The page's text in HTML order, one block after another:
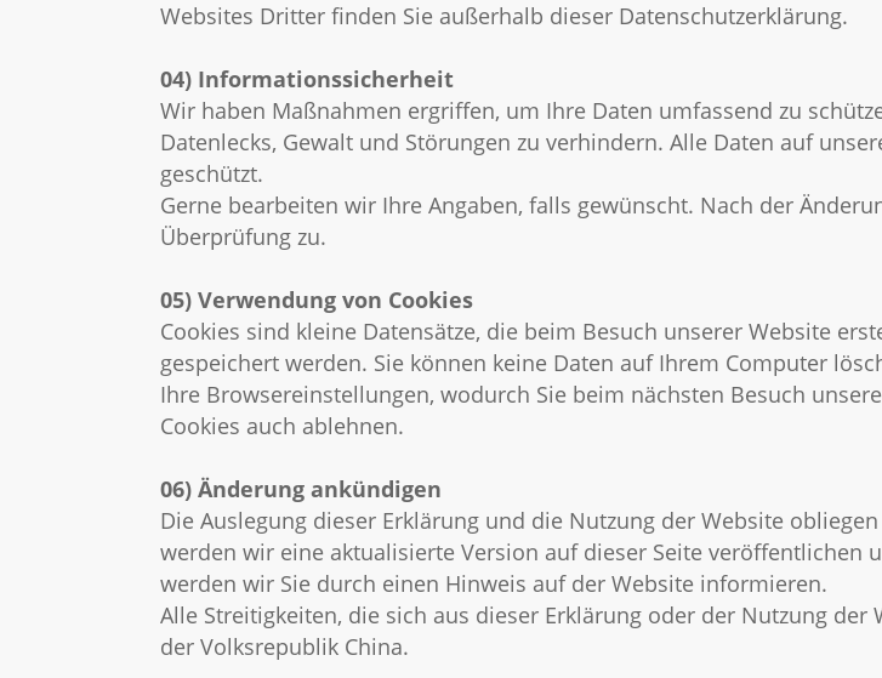
Websites Dritter finden Sie außerhalb dieser Datenschutzerklärung.
04) Informationssicherheit
Wir haben Maßnahmen ergriffen, um Ihre Daten umfassend zu
Datenlecks, Gewalt und Störungen zu verhindern. Alle Daten auf
geschützt.
Gerne bearbeiten wir Ihre Angaben, falls gewünscht. Nach der
Überprüfung zu.
05) Verwendung von Cookies
Cookies sind kleine Datensätze, die beim Besuch unserer Website
gespeichert werden. Sie können keine Daten auf Ihrem Computer
Ihre Browsereinstellungen, wodurch Sie beim nächsten Besuch
Cookies auch ablehnen.
06) Änderung ankündigen
Die Auslegung dieser Erklärung und die Nutzung der Website
werden wir eine aktualisierte Version auf dieser Seite veröffentlichen
werden wir Sie durch einen Hinweis auf der Website informieren.
Alle Streitigkeiten, die sich aus dieser Erklärung oder der Nutzung
der Volksrepublik China.